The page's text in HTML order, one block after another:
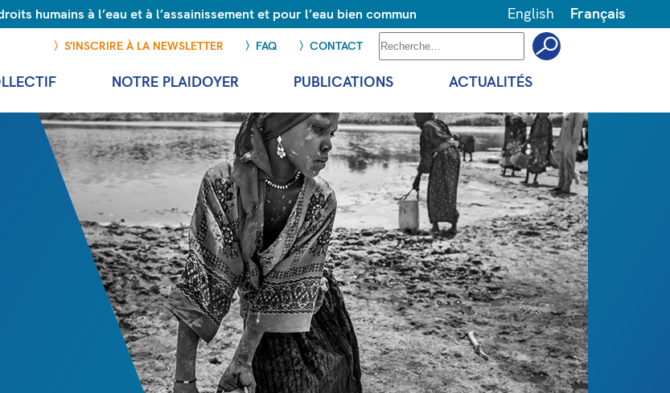
humains à l’eau et à l’assainissement et pour l’eau bien commun
S’INSCRIRE À LA NEWSLETTER FAQ CONTACT
NOTRE PLAIDOYER PUBLICATIONS ACTUALITÉS
English Français